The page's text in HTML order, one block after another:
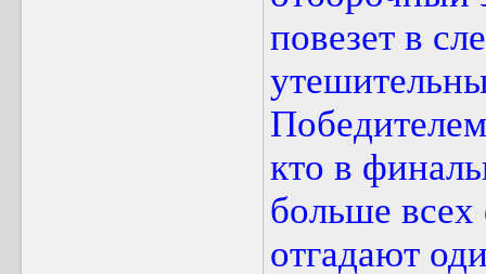
повезет в
кто в
больше
отгадают